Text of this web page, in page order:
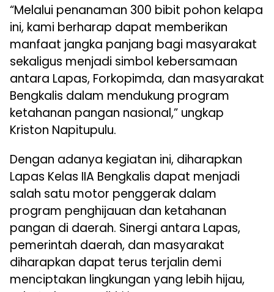
“Melalui penanaman 300 bibit pohon kelapa
ini, kami berharap dapat memberikan
manfaat jangka panjang bagi masyarakat
sekaligus menjadi simbol kebersamaan
antara Lapas, Forkopimda, dan masyarakat
Bengkalis dalam mendukung program
ketahanan pangan nasional,” ungkap
Kriston Napitupulu.
Dengan adanya kegiatan ini, diharapkan
Lapas Kelas IIA Bengkalis dapat menjadi
salah satu motor penggerak dalam
program penghijauan dan ketahanan
pangan di daerah. Sinergi antara Lapas,
pemerintah daerah, dan masyarakat
diharapkan dapat terus terjalin demi
menciptakan lingkungan yang lebih hijau,